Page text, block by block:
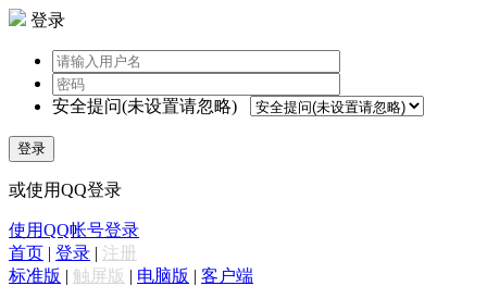
登录
安全提问(未设置请忽略)
登录
或使用QQ登录
使用QQ帐号登录
首页 | 登录 | 注册
标准版 | 触屏版 | 电脑版 | 客户端